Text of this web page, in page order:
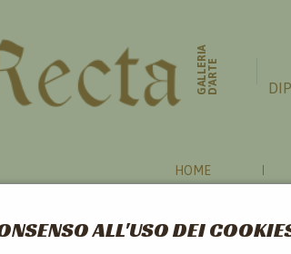
ALL'USO DEI
GALLERIAD'ARTE
HOME